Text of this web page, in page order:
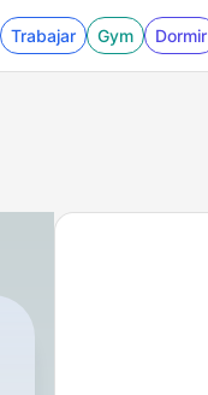
Trabajar Gym Dormir